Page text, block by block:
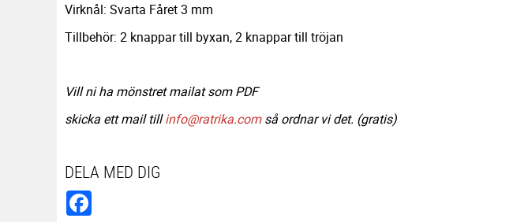
Virknål: Svarta Fåret 3 mm
Tillbehör: 2 knappar till byxan, 2 knappar till tröjan
Vill ni ha mönstret mailat som PDF
skicka ett mail tillinfo@ratrika.comså ordnar vi det. (gratis)
DELA MED DIG